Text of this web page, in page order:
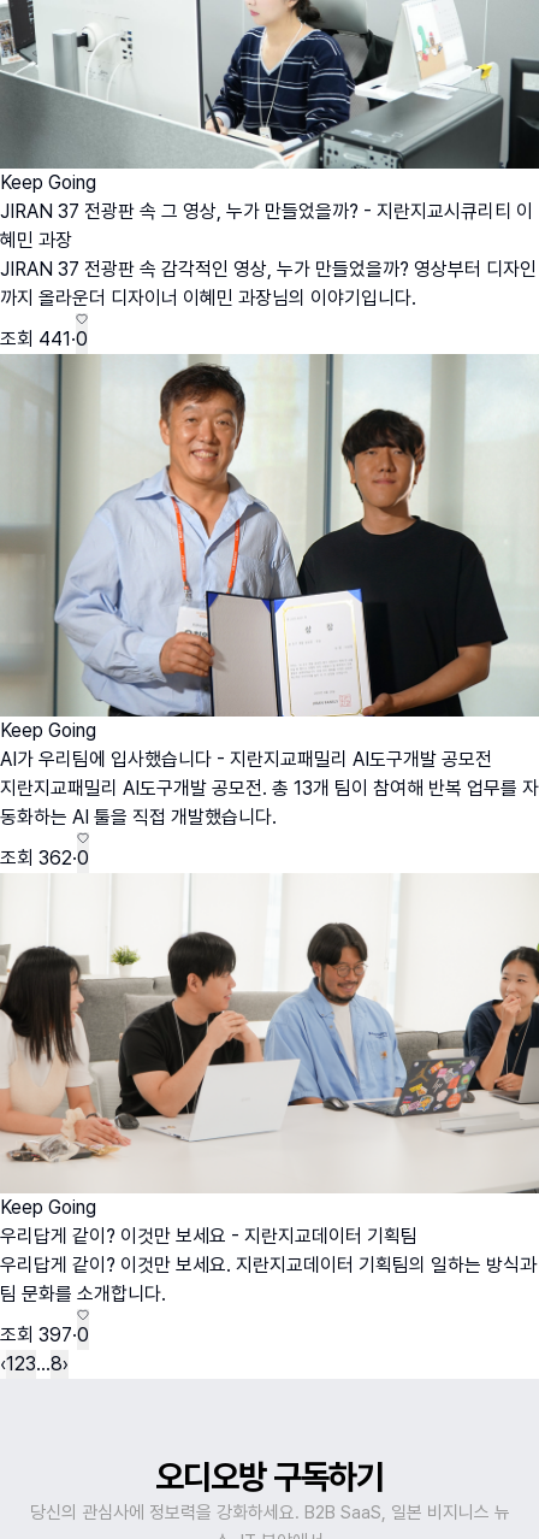
Keep Going
JIRAN 37 전광판 속 그 영상, 누가 만들었을까? - 지란지교시큐리티 이
혜민 과장
JIRAN 37 전광판 속 감각적인 영상, 누가 만들었을까? 영상부터 디자인
까지 올라운더 디자이너 이혜민 과장님의 이야기입니다.
조회 441·0
Keep Going
AI가 우리팀에 입사했습니다 - 지란지교패밀리 AI도구개발 공모전
지란지교패밀리 AI도구개발 공모전. 총 13개 팀이 참여해 반복 업무를 자
동화하는 AI 툴을 직접 개발했습니다.
조회 362·0
Keep Going
우리답게 같이? 이것만 보세요 - 지란지교데이터 기획팀
우리답게 같이? 이것만 보세요. 지란지교데이터 기획팀의 일하는 방식과
팀 문화를 소개합니다.
조회 397·0
‹123…8›
오디오방 구독하기
당신의 관심사에 정보력을 강화하세요. B2B SaaS, 일본 비지니스 뉴